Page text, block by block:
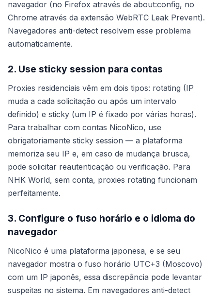
navegador (no Firefox através de about:config, no
Chrome através da extensão WebRTC Leak Prevent).
Navegadores anti-detect resolvem esse problema
automaticamente.
2. Use sticky session para contas
Proxies residenciais vêm em dois tipos: rotating (IP
muda a cada solicitação ou após um intervalo
definido) e sticky (um IP é fixado por várias horas).
Para trabalhar com contas NicoNico, use
obrigatoriamente sticky session — a plataforma
memoriza seu IP e, em caso de mudança brusca,
pode solicitar reautenticação ou verificação. Para
NHK World, sem conta, proxies rotating funcionam
perfeitamente.
3. Configure o fuso horário e o idioma do
navegador
NicoNico é uma plataforma japonesa, e se seu
navegador mostra o fuso horário UTC+3 (Moscovo)
com um IP japonês, essa discrepância pode levantar
suspeitas no sistema. Em navegadores anti-detect